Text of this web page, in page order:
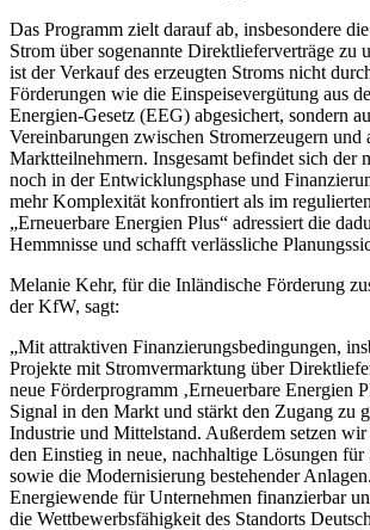
Das Programm zielt darauf ab, insbesondere
Strom über sogenannte Direktlieferverträge zu
ist der Verkauf des erzeugten Stroms nicht
Förderungen wie die Einspeisevergütung aus
Energien-Gesetz (EEG) abgesichert, sondern
Vereinbarungen zwischen Stromerzeugern und
Marktteilnehmern. Insgesamt befindet sich der
noch in der Entwicklungsphase und
mehr Komplexität konfrontiert als im
„Erneuerbare Energien Plus“ adressiert die
Hemmnisse und schafft verlässliche
Melanie Kehr, für die Inländische Förderung
der KfW, sagt:
„Mit attraktiven Finanzierungsbedingungen,
Projekte mit Stromvermarktung über
neue Förderprogramm ‚Erneuerbare Energien
Signal in den Markt und stärkt den Zugang zu
Industrie und Mittelstand. Außerdem setzen
den Einstieg in neue, nachhaltige Lösungen
sowie die Modernisierung bestehender
Energiewende für Unternehmen finanzierbar
die Wettbewerbsfähigkeit des Standorts